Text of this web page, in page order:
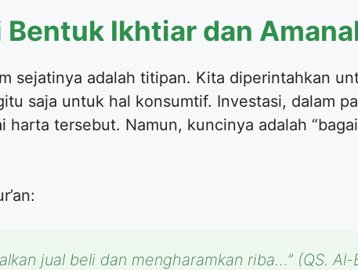
Ikhtiar dan
sejatinya adalah titipan. Kita diperintahkan
saja untuk hal konsumtif. Investasi, dalam
tersebut. Namun, kuncinya adalah
jual beli dan mengharamkan riba…” (QS.